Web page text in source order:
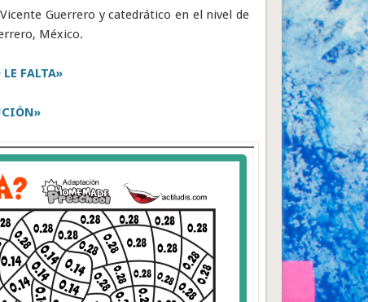
Guerrero y catedrático en el nivel de
México.
FALTA»